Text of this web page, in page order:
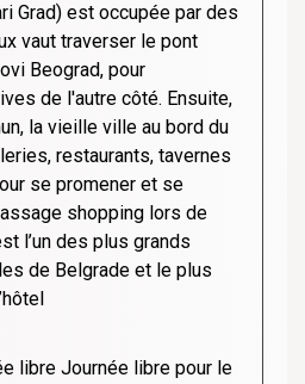
Grad) est occupée par des
vaut traverser le pont
Beograd, pour
de l'autre côté. Ensuite,
la vieille ville au bord du
restaurants, tavernes
se promener et se
shopping lors de
l’un des plus grands
de Belgrade et le plus
libre Journée libre pour le